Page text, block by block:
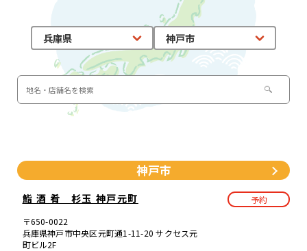
神戸市
鮨 酒 肴 杉玉 神戸元町
予約
〒650-0022
兵庫県神戸市中央区元町通1-11-20 サクセス元
町ビル2F